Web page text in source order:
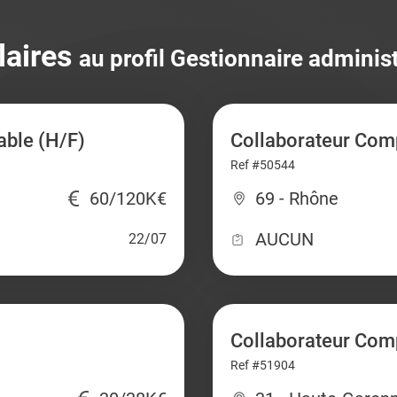
au profil Gestionnaire
(H/F)
60/120K€
22/07
Collaborateur
Ref #50544
69 - Rhône
AUCUN
Collaborateur
Ref #51904